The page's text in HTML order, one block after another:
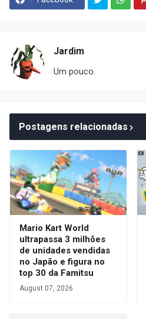
Jardim
Um pouco.
Postagens relacionadas
Mario Kart World
ultrapassa 3 milhões
de unidades vendidas
no Japão e figura no
top 30 da Famitsu
August 07, 2026